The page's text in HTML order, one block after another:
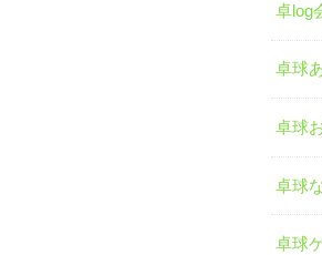
卓log
卓球
卓球
卓球
卓球